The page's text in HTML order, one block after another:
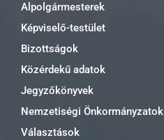
Alpolgármesterek
Képviselő-testület
Bizottságok
Közérdekű adatok
Jegyzőkönyvek
Nemzetiségi Önkormányzatok
Választások